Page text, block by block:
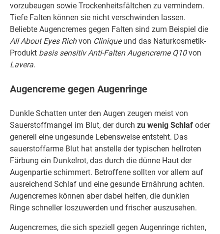
vorzubeugen sowie Trockenheitsfältchen zu vermindern.
Tiefe Falten können sie nicht verschwinden lassen.
Beliebte Augencremes gegen Falten sind zum Beispiel die
All About Eyes Richvon Cliniqueund das Naturkosmetik-
Produkt basis sensitiv Anti-Falten Augencreme Q10von
Lavera.
Augencreme gegen Augenringe
Dunkle Schatten unter den Augen zeugen meist von
Sauerstoffmangel im Blut, der durch zu wenig Schlaf oder
generell eine ungesunde Lebensweise entsteht. Das
sauerstoffarme Blut hat anstelle der typischen hellroten
Färbung ein Dunkelrot, das durch die dünne Haut der
Augenpartie schimmert. Betroffene sollten vor allem auf
ausreichend Schlaf und eine gesunde Ernährung achten.
Augencremes können aber dabei helfen, die dunklen
Ringe schneller loszuwerden und frischer auszusehen.
Augencremes, die sich speziell gegen Augenringe richten,